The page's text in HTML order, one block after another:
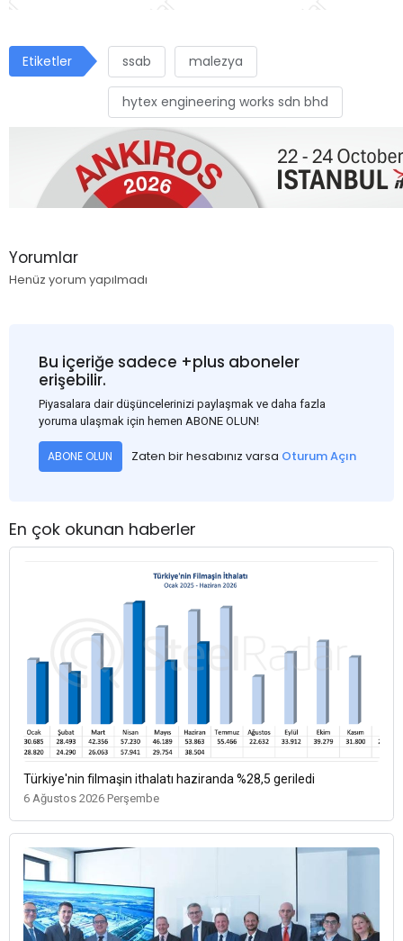
Etiketler ssab malezya
hytex engineering works sdn bhd
Yorumlar
Henüz yorum yapılmadı
Bu içeriğe sadece +plus aboneler
erişebilir.
Piyasalara dair düşüncelerinizi paylaşmak ve daha fazla
yoruma ulaşmak için hemen ABONE OLUN!
ABONE OLUN Zaten bir hesabınız varsa Oturum Açın
En çok okunan haberler
Türkiye'nin filmaşin ithalatı haziranda %28,5 geriledi
6 Ağustos 2026 Perşembe